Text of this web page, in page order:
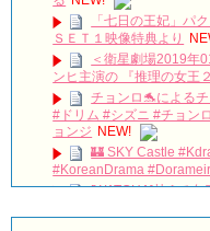
「七日の王妃」
ＳＥＴ１映像特典より
＜衛星劇場2019年
ンヒ主演の 『推理の女
チョンロ🐬による
#ドリム #シズニ #チョン
ョンジ NEW!
🏰 SKY Castle
#KoreanDrama
[WATCHA]甘える